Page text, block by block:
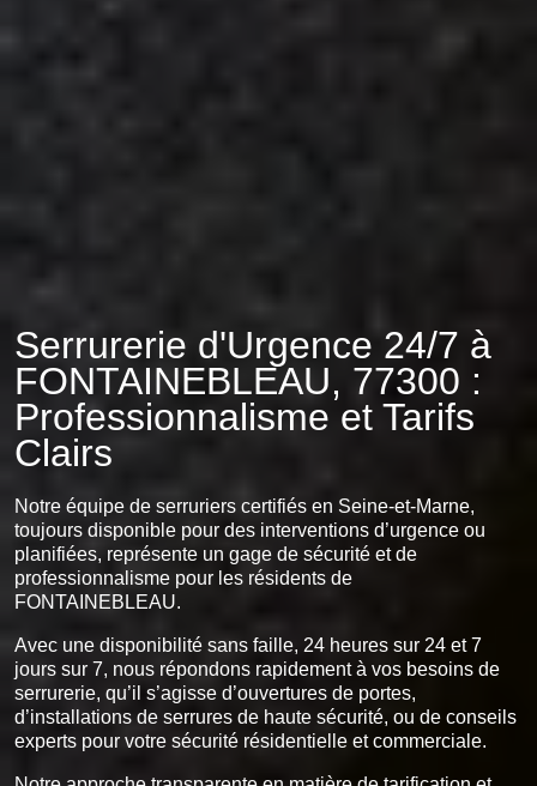
Serrurerie d'Urgence 24/7 à
FONTAINEBLEAU, 77300 :
Professionnalisme et Tarifs
Clairs
Notre équipe de serruriers certifiés en Seine-et-Marne,
toujours disponible pour des interventions d’urgence ou
planifiées, représente un gage de sécurité et de
professionnalisme pour les résidents de
FONTAINEBLEAU.
Avec une disponibilité sans faille, 24 heures sur 24 et 7
jours sur 7, nous répondons rapidement à vos besoins de
serrurerie, qu’il s’agisse d’ouvertures de portes,
d’installations de serrures de haute sécurité, ou de conseils
experts pour votre sécurité résidentielle et commerciale.